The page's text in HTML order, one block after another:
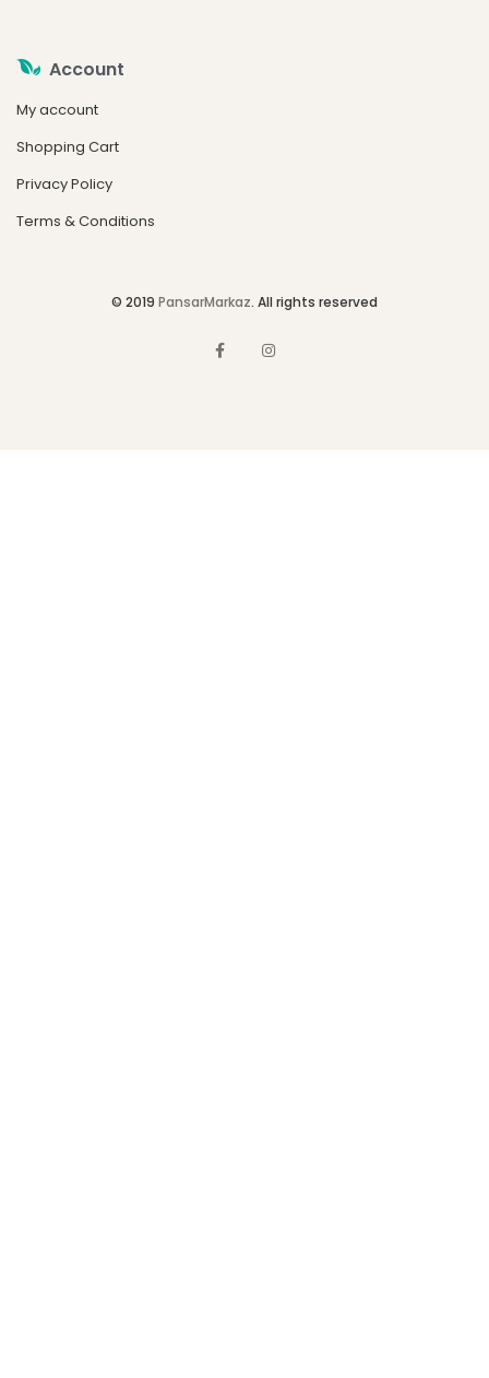
Account
My account
Shopping Cart
Privacy Policy
Terms & Conditions
© 2019 PansarMarkaz. All rights reserved